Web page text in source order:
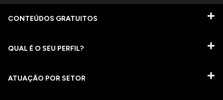
CONTEÚDOS GRATUITOS
QUAL É O SEU PERFIL?
ATUAÇÃO POR SETOR